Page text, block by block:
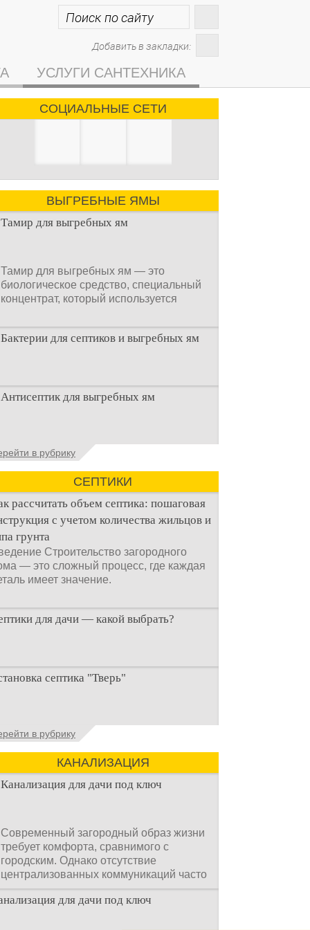
Добавить в закладки:
УСЛУГИ САНТЕХНИКА
СОЦИАЛЬНЫЕ СЕТИ
ВЫГРЕБНЫЕ ЯМЫ
Тамир для выгребных ям
Тамир для выгребных ям — это
биологическое средство, специальный
концентрат, который используется
Бактерии для септиков и выгребных ям
Очистка канализационного стока или
выгребной ямой всегда являлась не
Антисептик для выгребных ям
Общие сведения об антисептиках
Антисептик для выгребных ям – это
специальные препараты, которые
в рубрику
СЕПТИКИ
рассчитать объем септика: пошаговая
с учетом количества жильцов и
грунта
Строительство загородного
— это сложный процесс, где каждая
имеет значение.
для дачи — какой выбрать?
строительстве дачи одной из
задач становится
септика "Тверь"
септика Тверь - важнейший
утилизации сточных вод в частных
и на загородных
в рубрику
КАНАЛИЗАЦИЯ
Канализация для дачи под ключ
Современный загородный образ жизни
требует комфорта, сравнимого с
городским. Однако отсутствие
централизованных коммуникаций часто
становится главным препятствием.
Многие владельцы ошибочно полагают,
для дачи под ключ